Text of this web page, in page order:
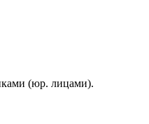
(юр. лицами).